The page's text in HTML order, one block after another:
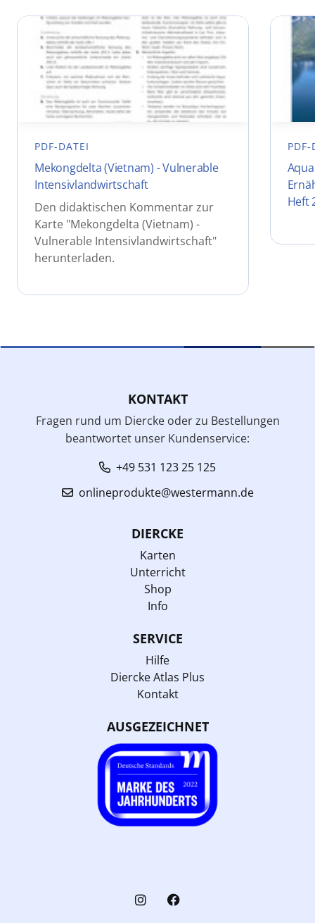
PDF-DATEI
Mekongdelta (Vietnam) - Vulnerable
Intensivlandwirtschaft
Den didaktischen Kommentar zur
Karte "Mekongdelta (Vietnam) -
Vulnerable Intensivlandwirtschaft"
herunterladen.
PDF-
Heft
KONTAKT
Fragen rund um Diercke oder zu Bestellungen
beantwortet unser Kundenservice:
+49 531 123 25 125
onlineprodukte@westermann.de
DIERCKE
Karten
Unterricht
Shop
Info
SERVICE
Hilfe
Diercke Atlas Plus
Kontakt
AUSGEZEICHNET